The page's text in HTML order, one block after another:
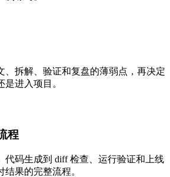
、拆解、验证和复盘的薄弱点，再决定
进入项目。
程
代码生成到 diff 检查、运行验证和上线
果的完整流程。